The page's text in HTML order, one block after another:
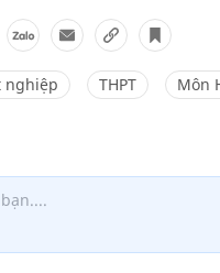
nghiệp THPT Môn